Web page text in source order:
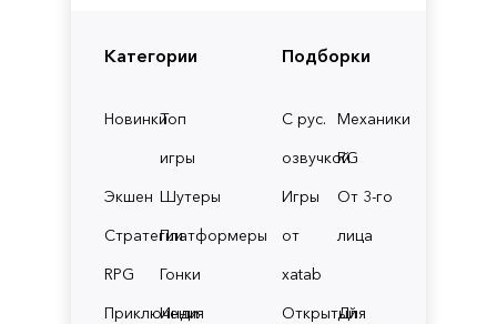
Категории
НовинкиТоп
игры
Экшен Шутеры
СтратегииПлатформеры
RPG
Гонки
Приключения
Инди
Подборки
С рус.
озвучкой
Механики
RG
Игры
от
xatab
От 3-го
лица
Открытый
Для